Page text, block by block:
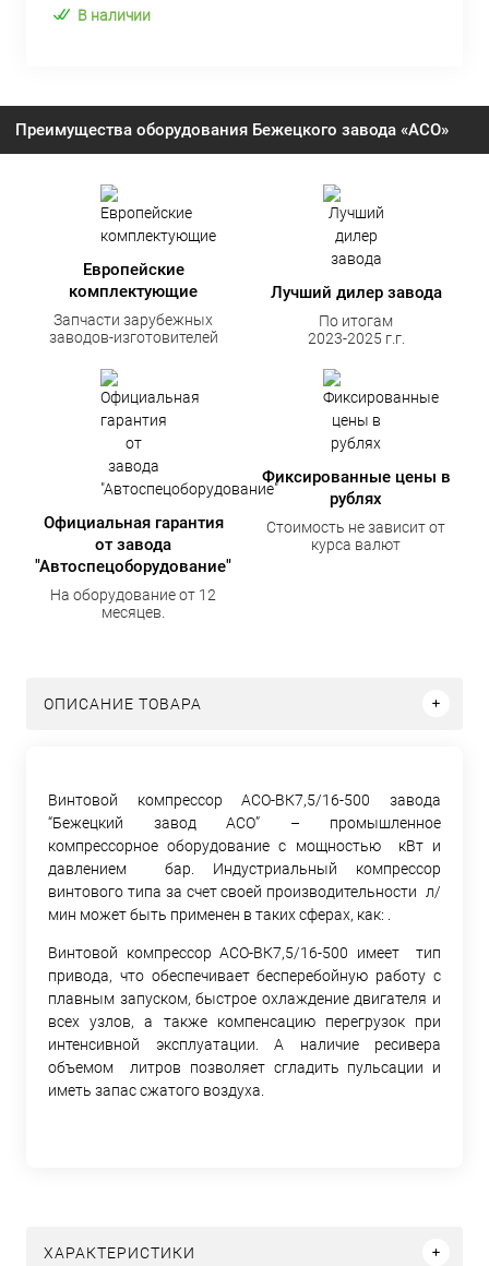
В наличии
Преимущества оборудования Бежецкого завода «АСО»
Европейские
комплектующие
Запчасти зарубежных
заводов-изготовителей
Лучший дилер завода
По итогам
2023-2025 г.г.
Официальная гарантия
от завода
"Автоспецоборудование"
На оборудование от 12
месяцев.
Фиксированные цены в
рублях
Стоимость не зависит от
курса валют
ОПИСАНИЕ ТОВАРА
Винтовой компрессор АСО-ВК7,5/16-500 завода
“Бежецкий завод АСО” – промышленное
компрессорное оборудование с мощностью кВт и
давлением бар. Индустриальный компрессор
винтового типа за счет своей производительности л/
мин может быть применен в таких сферах, как: .
Винтовой компрессор АСО-ВК7,5/16-500 имеет тип
привода, что обеспечивает бесперебойную работу с
плавным запуском, быстрое охлаждение двигателя и
всех узлов, а также компенсацию перегрузок при
интенсивной эксплуатации. А наличие ресивера
объемом литров позволяет сгладить пульсации и
иметь запас сжатого воздуха.
ХАРАКТЕРИСТИКИ